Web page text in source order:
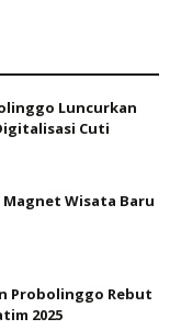
Luncurkan
Cuti
Magnet Wisata Baru
Probolinggo Rebut
2025